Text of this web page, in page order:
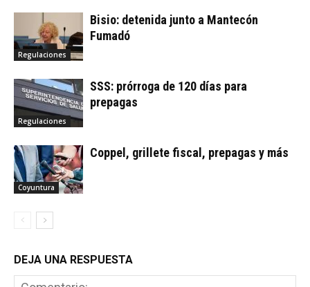
Regulaciones
Bisio: detenida junto a Mantecón
Fumadó
Regulaciones
SSS: prórroga de 120 días para
prepagas
Coyuntura
Coppel, grillete fiscal, prepagas y más
DEJA UNA RESPUESTA